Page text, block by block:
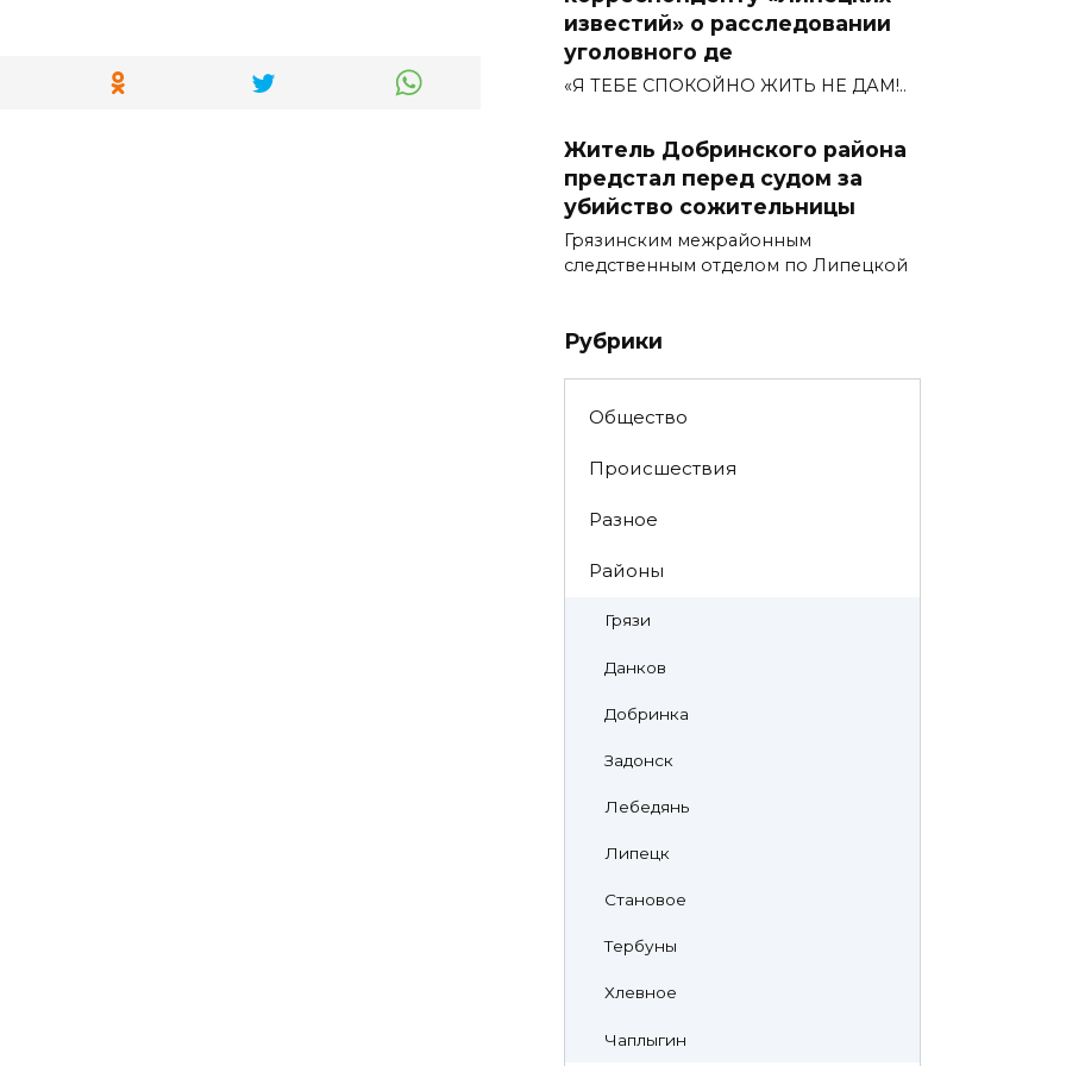
известий» о расследовании
уголовного де
«Я ТЕБЕ СПОКОЙНО ЖИТЬ НЕ ДАМ!..
Житель Добринского района
предстал перед судом за
убийство сожительницы
Грязинским межрайонным
следственным отделом по Липецкой
Рубрики
Общество
Происшествия
Разное
Районы
Грязи
Данков
Добринка
Задонск
Лебедянь
Липецк
Становое
Тербуны
Хлевное
Чаплыгин